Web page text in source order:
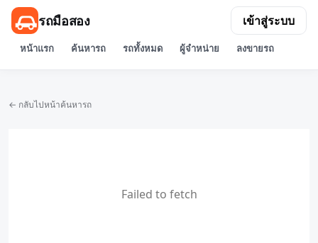
รถมือสอง
หน้าแรก ค้นหารถ รถทั้งหมด ผู้จำหน่าย ลงขายรถ
เข้าสู่ระบบ
← กลับไปหน้าค้นหารถ
Failed to fetch